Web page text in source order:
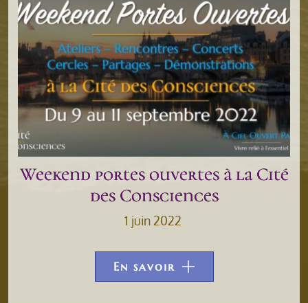
Weekend portes ouvertes à la Cité
des Consciences
1 juin 2022
En savoir